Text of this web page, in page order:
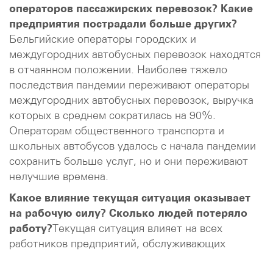
операторов пассажирских перевозок? Какие
предприятия пострадали больше других?
Бельгийские операторы городских и
междугородних автобусных перевозок находятся
в отчаянном положении. Наиболее тяжело
последствия пандемии переживают операторы
междугородних автобусных перевозок, выручка
которых в среднем сократилась на 90%.
Операторам общественного транспорта и
школьных автобусов удалось с начала пандемии
сохранить больше услуг, но и они переживают
нелучшие времена.
Какое влияние текущая ситуация оказывает
на рабочую силу? Сколько людей потеряло
работу?Текущая ситуация влияет на всех
работников предприятий, обслуживающих